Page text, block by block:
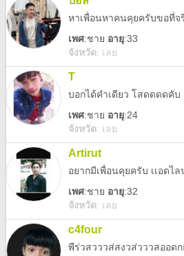
เพศ:ชาย อายุ:33
จังหวัด: เลย
T
บอกได้คำเดียว โสดดดดคับ
เพศ:ชาย อายุ:24
จังหวัด: เลย
Artirut
อยากมีเพื่อนคุยครับ เเอดไ
เพศ:ชาย อายุ:32
จังหวัด: เลย
c4four
พีร่วสวววส่สงวส่วววสออด